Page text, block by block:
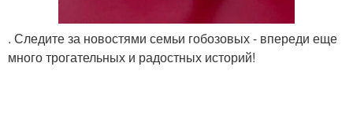
. Следите за новостями семьи гобозовых - впереди еще
много трогательных и радостных историй!